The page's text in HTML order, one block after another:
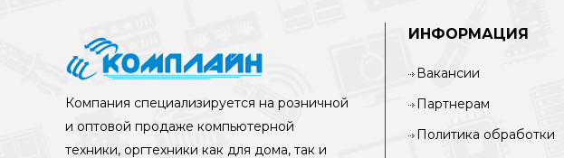
Компания специализируется на розничной
и оптовой продаже компьютерной
техники, оргтехники как для дома, так и
ИНФОРМАЦИЯ
Вакансии
Партнерам
Политика обработки